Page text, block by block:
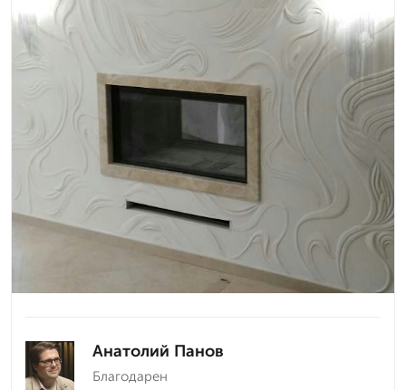
Анатолий Панов
Благодарен